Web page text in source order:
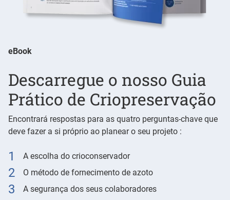
eBook
Descarregue o nosso Guia
Prático de Criopreservação
Encontrará respostas para as quatro perguntas-chave que
deve fazer a si próprio ao planear o seu projeto :
A escolha do crioconservador
O método de fornecimento de azoto
A segurança dos seus colaboradores